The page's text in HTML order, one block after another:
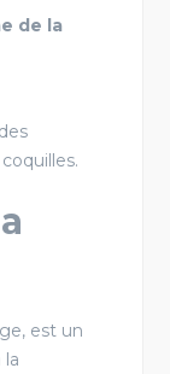
de la
est un
la